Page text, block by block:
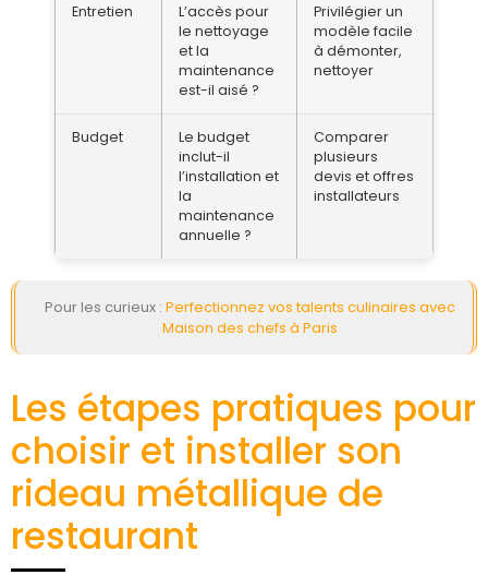
Entretien
L’accès pour
le nettoyage
et la
maintenance
est-il aisé ?
Privilégier un
modèle facile
à démonter,
nettoyer
Budget
Le budget
inclut-il
l’installation et
la
maintenance
annuelle ?
Comparer
plusieurs
devis et offres
installateurs
Pour les curieux : Perfectionnez vos talents culinaires avec
Maison des chefs à Paris
Les étapes pratiques pour
choisir et installer son
rideau métallique de
restaurant